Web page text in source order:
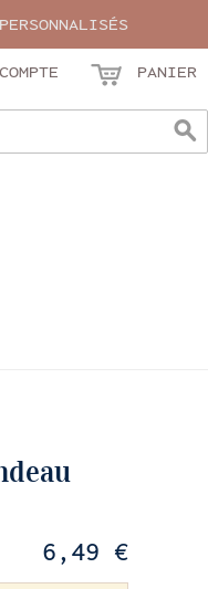
COMPTE PANIER
6,49 €